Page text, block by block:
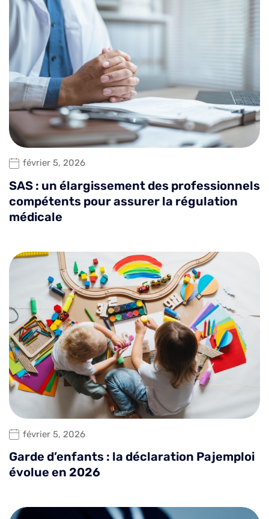
février 5, 2026
SAS : un élargissement des professionnels
compétents pour assurer la régulation
médicale
février 5, 2026
Garde d’enfants : la déclaration Pajemploi
évolue en 2026